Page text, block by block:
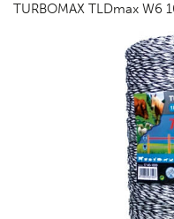
TURBOMAX TLDmax W6